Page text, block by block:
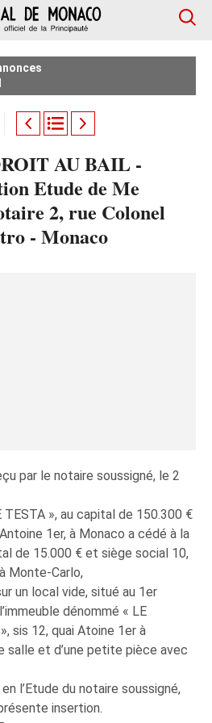
AU BAIL -
Etude de Me
2, rue Colonel
- Monaco
par le notaire soussigné, le 2
TESTA », au capital de 150.300 €
1er, à Monaco a cédé à la
de 15.000 € et siège social 10,
Monte-Carlo,
un local vide, situé au 1er
dénommé « LE
sis 12, quai Atoine 1er à
salle et d’une petite pièce avec
l’Etude du notaire soussigné,
insertion.